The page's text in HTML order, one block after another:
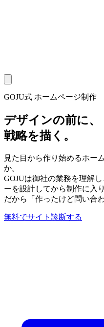
GOJU式 ホームページ制作
デザインの前に、
戦略を描く。
見た目から作り始めるホー
か。
GOJUは御社の業務を理解
ーを設計してから制作に入り
だから「作ったけど問い合
無料でサイト診断する